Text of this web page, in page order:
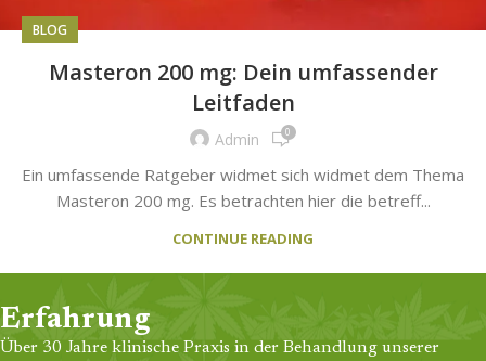
BLOG
Masteron 200 mg: Dein umfassender
Leitfaden
Admin 0
Ein umfassende Ratgeber widmet sich widmet dem Thema
Masteron 200 mg. Es betrachten hier die betreff...
CONTINUE READING
Erfahrung
Über 30 Jahre klinische Praxis in der Behandlung unserer